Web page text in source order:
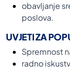
obavljanje
poslova.
UVJETI ZA
Spremnost
radno